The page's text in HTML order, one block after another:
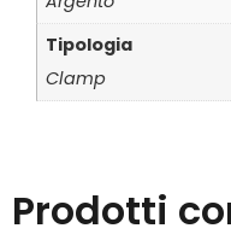
Tipologia
Clamp
Prodotti